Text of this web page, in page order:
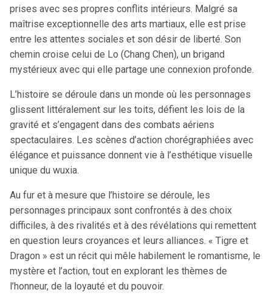
prises avec ses propres conflits intérieurs. Malgré sa
maîtrise exceptionnelle des arts martiaux, elle est prise
entre les attentes sociales et son désir de liberté. Son
chemin croise celui de Lo (Chang Chen), un brigand
mystérieux avec qui elle partage une connexion profonde.
L’histoire se déroule dans un monde où les personnages
glissent littéralement sur les toits, défient les lois de la
gravité et s’engagent dans des combats aériens
spectaculaires. Les scènes d’action chorégraphiées avec
élégance et puissance donnent vie à l’esthétique visuelle
unique du wuxia.
Au fur et à mesure que l’histoire se déroule, les
personnages principaux sont confrontés à des choix
difficiles, à des rivalités et à des révélations qui remettent
en question leurs croyances et leurs alliances. « Tigre et
Dragon » est un récit qui mêle habilement le romantisme, le
mystère et l’action, tout en explorant les thèmes de
l’honneur, de la loyauté et du pouvoir.